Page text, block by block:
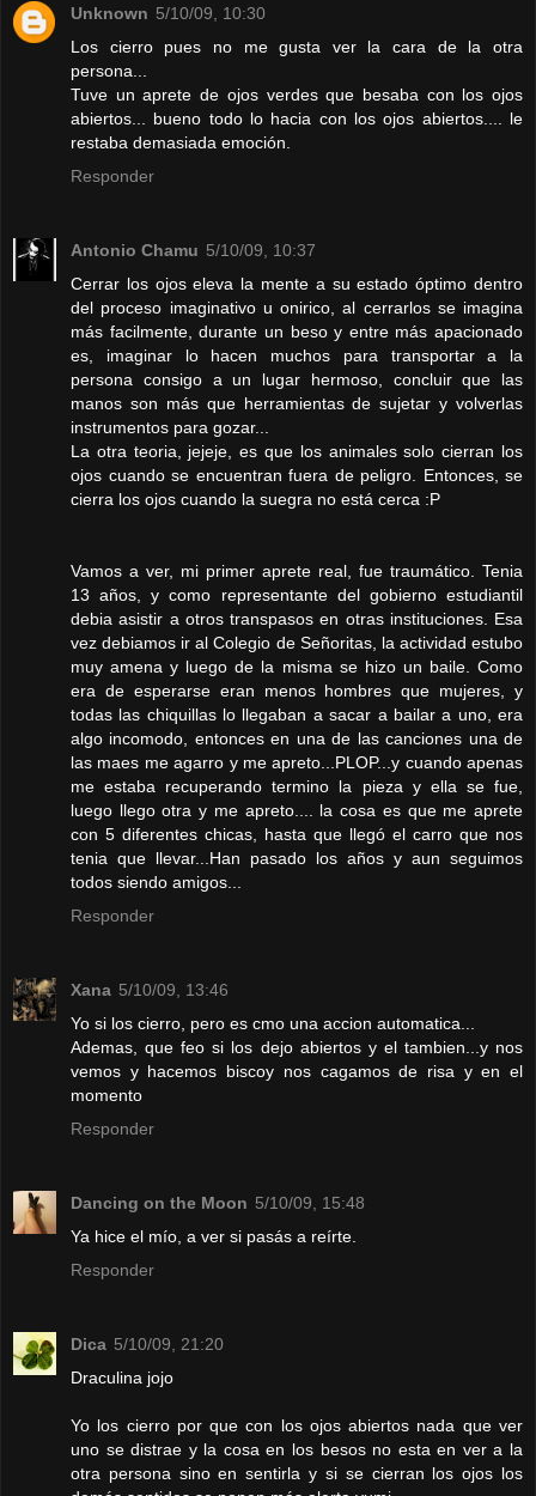
Unknown 5/10/09, 10:30
Los cierro pues no me gusta ver la cara de la otra
persona...
Tuve un aprete de ojos verdes que besaba con los ojos
abiertos... bueno todo lo hacia con los ojos abiertos.... le
restaba demasiada emoción.
Responder
Antonio Chamu 5/10/09, 10:37
Cerrar los ojos eleva la mente a su estado óptimo dentro
del proceso imaginativo u onirico, al cerrarlos se imagina
más facilmente, durante un beso y entre más apacionado
es, imaginar lo hacen muchos para transportar a la
persona consigo a un lugar hermoso, concluir que las
manos son más que herramientas de sujetar y volverlas
instrumentos para gozar...
La otra teoria, jejeje, es que los animales solo cierran los
ojos cuando se encuentran fuera de peligro. Entonces, se
cierra los ojos cuando la suegra no está cerca :P
Vamos a ver, mi primer aprete real, fue traumático. Tenia
13 años, y como representante del gobierno estudiantil
debia asistir a otros transpasos en otras instituciones. Esa
vez debiamos ir al Colegio de Señoritas, la actividad estubo
muy amena y luego de la misma se hizo un baile. Como
era de esperarse eran menos hombres que mujeres, y
todas las chiquillas lo llegaban a sacar a bailar a uno, era
algo incomodo, entonces en una de las canciones una de
las maes me agarro y me apreto...PLOP...y cuando apenas
me estaba recuperando termino la pieza y ella se fue,
luego llego otra y me apreto.... la cosa es que me aprete
con 5 diferentes chicas, hasta que llegó el carro que nos
tenia que llevar...Han pasado los años y aun seguimos
todos siendo amigos...
Responder
Xana 5/10/09, 13:46
Yo si los cierro, pero es cmo una accion automatica...
Ademas, que feo si los dejo abiertos y el tambien...y nos
vemos y hacemos biscoy nos cagamos de risa y en el
momento
Responder
Dancing on the Moon 5/10/09, 15:48
Ya hice el mío, a ver si pasás a reírte.
Responder
Dica 5/10/09, 21:20
Draculina jojo
Yo los cierro por que con los ojos abiertos nada que ver
uno se distrae y la cosa en los besos no esta en ver a la
otra persona sino en sentirla y si se cierran los ojos los